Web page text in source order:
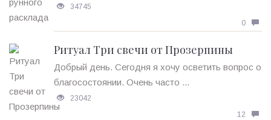
34745
0
Ритуал Три свечи от Прозерпины
Добрый день. Сегодня я хочу осветить вопрос о
благосостоянии. Очень часто ...
23042
12